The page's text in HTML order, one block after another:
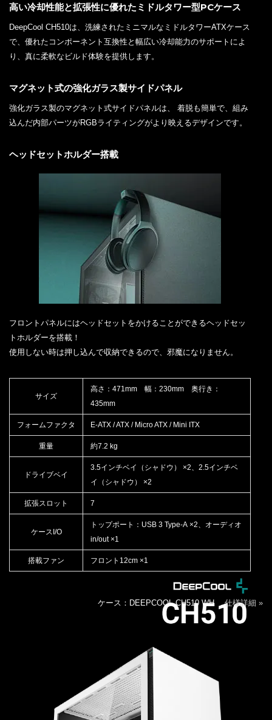
高い冷却性能と拡張性に優れたミドルタワー型PCケース
DeepCool CH510は、洗練されたミニマルなミドルタワーATXケース
で、優れたコンポーネント互換性と幅広い冷却能力のサポートによ
り、真に柔軟なビルド体験を提供します。
マグネット式の強化ガラス製サイドパネル
強化ガラス製のマグネット式サイドパネルは、 着脱も簡単で、組み
込んだ内部パーツがRGBライティングがより映えるデザインです。
ヘッドセットホルダー搭載
フロントパネルにはヘッドセットをかけることができるヘッドセッ
トホルダーを搭載！
使用しない時は押し込んで収納できるので、邪魔になりません。
サイズ
高さ：471mm 幅：230mm 奥行き：
435mm
フォームファクタ E-ATX / ATX / Micro ATX / Mini ITX
重量 約7.2 kg
ドライブベイ
3.5インチベイ（シャドウ） ×2、2.5インチベ
イ（シャドウ） ×2
拡張スロット 7
ケースI/O
トップポート：USB 3 Type-A ×2、オーディオ
in/out ×1
搭載ファン フロント12cm ×1
ケース：DEEPCOOL CH510 WH仕様詳細 »